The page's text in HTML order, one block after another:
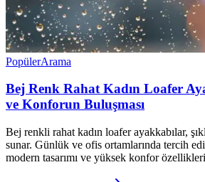
PopülerArama
Bej Renk Rahat Kadın Loafer
ve Konforun Buluşması
Bej renkli rahat kadın loafer ayakkabılar,
sunar. Günlük ve ofis ortamlarında tercih
modern tasarımı ve yüksek konfor